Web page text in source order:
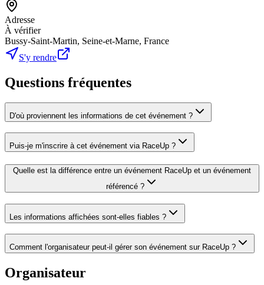
Adresse
À vérifier
Bussy-Saint-Martin, Seine-et-Marne, France
S'y rendre
Questions fréquentes
D'où proviennent les informations de cet événement ?
Puis-je m'inscrire à cet événement via RaceUp ?
Quelle est la différence entre un événement RaceUp et un événement
référencé ?
Les informations affichées sont-elles fiables ?
Comment l'organisateur peut-il gérer son événement sur RaceUp ?
Organisateur